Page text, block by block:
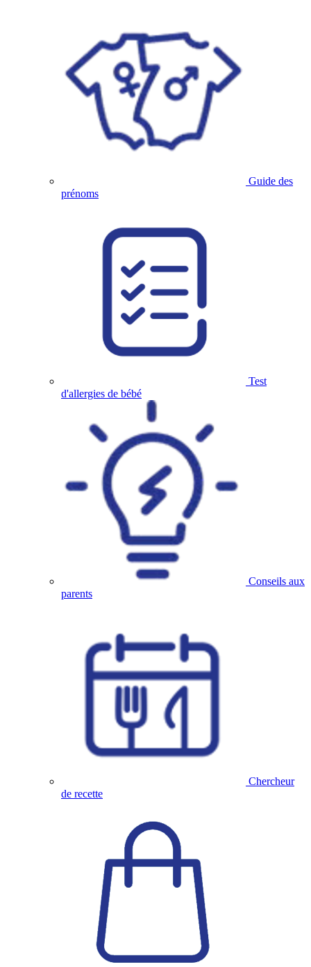
Guide des
prénoms
Test
d'allergies de bébé
Conseils aux
parents
Chercheur
de recette